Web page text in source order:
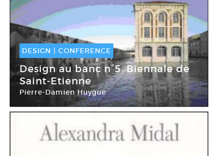
DESIGN | CONFERENCE
08 Déc -08 Déc 2010
Design au banc n°5. Biennale de
Saint-Etienne
Pierre-Damien Huygue
Centre Pompidou Paris